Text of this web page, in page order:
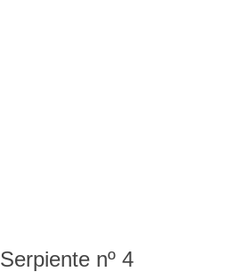
Serpiente nº 4